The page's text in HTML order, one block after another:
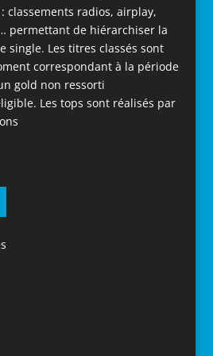
classements radios, airplay,
permettant de hiérarchiser la
single. Les titres classés sont
correspondant à la période
gold non ressorti
Les tops sont réalisés par